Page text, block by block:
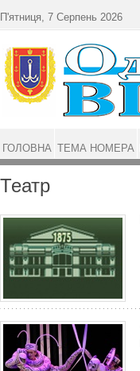
Театр
П'ятниця, 7 Серпень 2026
ГОЛОВНА ТЕМА НОМЕРА